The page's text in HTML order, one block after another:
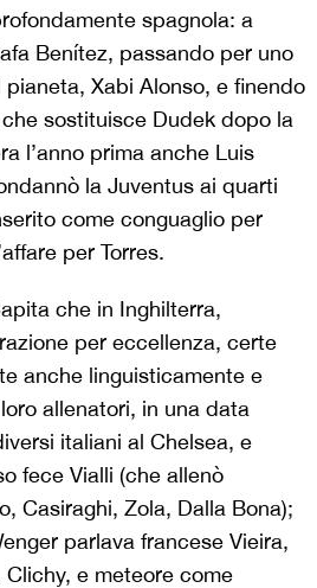
spagnola: a
Benítez, passando per uno
Xabi Alonso, e finendo
sostituisce Dudek dopo la
l’anno prima anche Luis
la Juventus ai quarti
come conguaglio per
per Torres.
che in Inghilterra,
per eccellenza, certe
anche linguisticamente e
allenatori, in una data
italiani al Chelsea, e
fece Vialli (che allenò
Casiraghi, Zola, Dalla Bona);
parlava francese Vieira,
e meteore come